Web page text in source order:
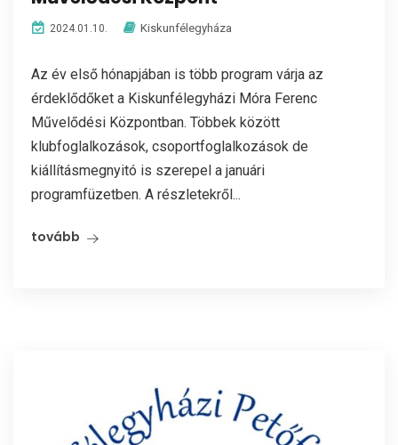
2024.01.10. Kiskunfélegyháza
Az év első hónapjában is több program várja az
érdeklődőket a Kiskunfélegyházi Móra Ferenc
Művelődési Központban. Többek között
klubfoglalkozások, csoportfoglalkozások de
kiállításmegnyitó is szerepel a januári
programfüzetben. A részletekről...
tovább